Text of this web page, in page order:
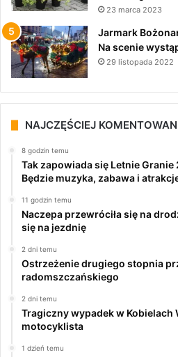
23 marca 2023
Jarmark
Na scenie
29 listopada 2022
NAJCZĘŚCIEJ
8 godzin temu
Tak zapowiada się Letnie Granie
Będzie muzyka, zabawa i
11 godzin temu
Naczepa przewróciła się na
się na jezdnię
2 dni temu
Ostrzeżenie drugiego stopnia
radomszczańskiego
2 dni temu
Tragiczny wypadek w Kobielach
motocyklista
1 dzień temu